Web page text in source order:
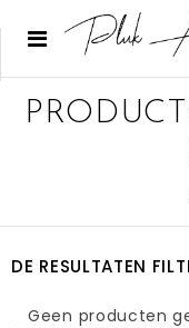
DE RESULTATEN
Geen producten